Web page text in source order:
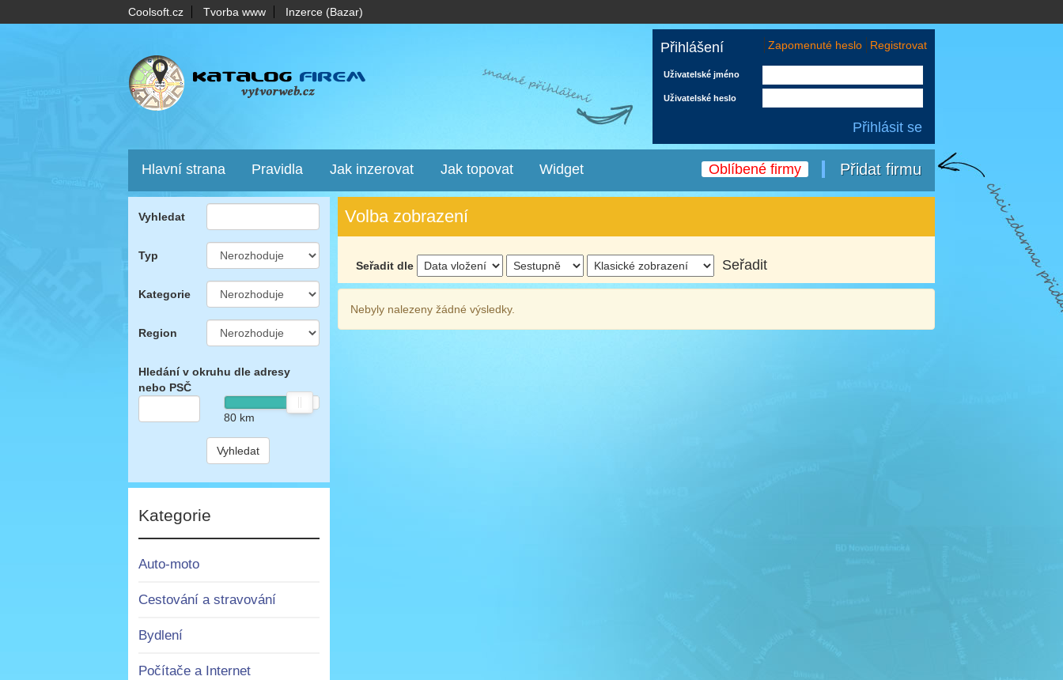
Coolsoft.cz Tvorba www Inzerce (Bazar)
Přihlášení Registrovat
Zapomenuté heslo
Uživatelské jméno
Uživatelské heslo
Přidat firmu
Hlavní strana Pravidla Jak inzerovat Jak topovat Widget Oblíbené firmy
Vyhledat
Typ
Kategorie
Region
Hledání v okruhu dle adresy
nebo PSČ
80km
Vyhledat
Kategorie
Auto-moto
Cestování a stravování
Bydlení
Počítače a Internet
Volba zobrazení
Seřadit dle
Nebyly nalezeny žádné výsledky.